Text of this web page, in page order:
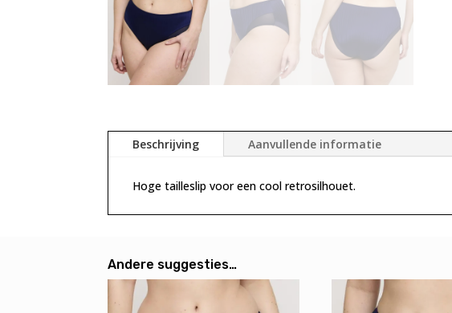
Beschrijving Aanvullende informatie
Hoge tailleslip voor een cool retrosilhouet.
Andere suggesties…